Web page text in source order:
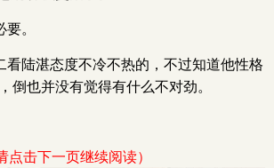
。
看陆湛态度不冷不热的，不过知道他性格
倒也并没有觉得有什么不对劲。
点击下一页继续阅读）